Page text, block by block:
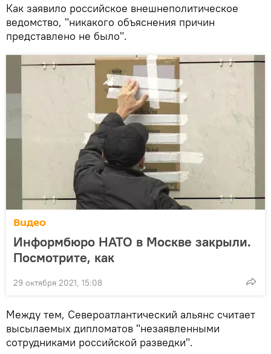
Как заявило российское внешнеполитическое
ведомство, "никакого объяснения причин
представлено не было".
Видео
Информбюро НАТО в Москве закрыли.
Посмотрите, как
29 октября 2021, 15:08
Между тем, Североатлантический альянс считает
высылаемых дипломатов "незаявленными
сотрудниками российской разведки".